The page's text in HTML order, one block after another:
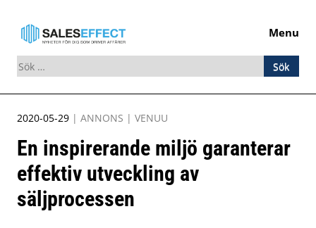
Menu
Sök
efter:
Skip
content
2020-05-29 | ANNONS | VENUU
En inspirerande miljö garanterar
effektiv utveckling av
säljprocessen